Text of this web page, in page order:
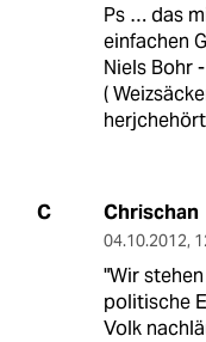
Ps … das
einfachen
Niels Bohr
(
C Chrischan
04.10.2012,
"Wir
politische
Volk